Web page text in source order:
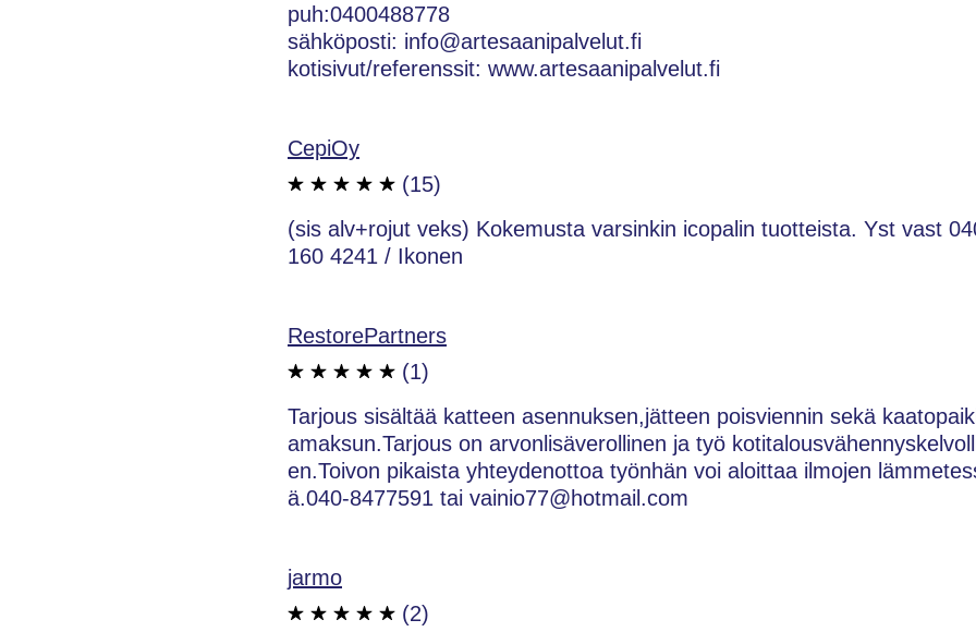
puh:0400488778
sähköposti: info@artesaanipalvelut.fi
kotisivut/referenssit: www.artesaanipalvelut.fi
CepiOy
(15)
(sis alv+rojut veks) Kokemusta varsinkin icopalin tuotteista. Yst vast
160 4241 / Ikonen
RestorePartners
(1)
Tarjous sisältää katteen asennuksen,jätteen poisviennin sekä
amaksun.Tarjous on arvonlisäverollinen ja työ
en.Toivon pikaista yhteydenottoa työnhän voi aloittaa ilmojen
ä.040-8477591 tai vainio77@hotmail.com
jarmo
(2)